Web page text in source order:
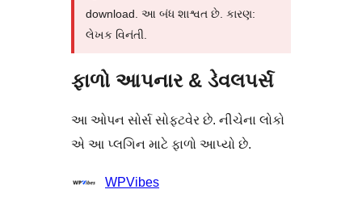
download. આ બંધ શાશ્વત છે. કારણ:
લેખક વિનંતી.
ફાળો આપનાર & ડેવલપર્સ
આ ઓપન સોર્સ સોફ્ટવેર છે. નીચેના લોકો
એ આ પ્લગિન માટે ફાળો આપ્યો છે.
ફાળો
WPVibes